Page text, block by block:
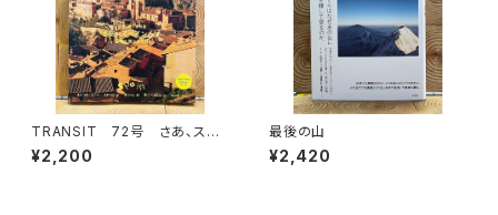
TRANSIT 72号 さあ、スペ
インへ！ 太陽と海と土の国
¥2,200
最後の山
¥2,420